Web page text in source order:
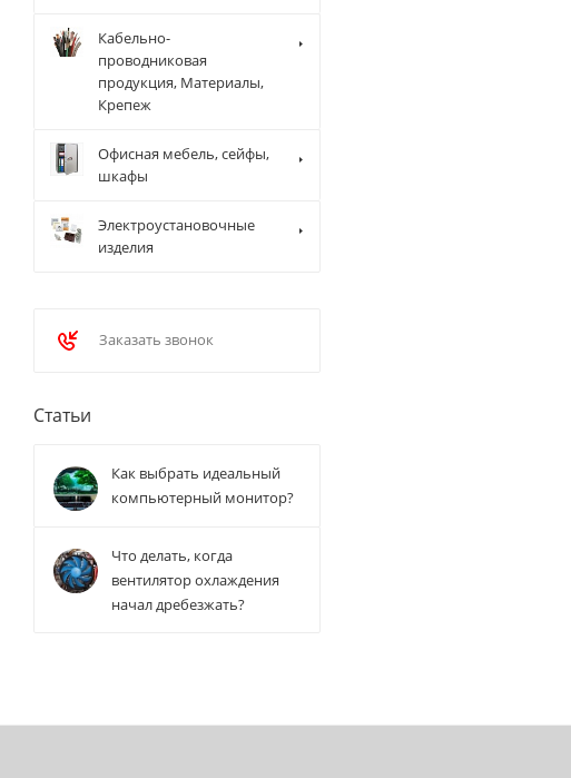
Кабельно-
проводниковая
продукция, Материалы,
Крепеж
Офисная мебель, сейфы,
шкафы
Электроустановочные
изделия
Заказать звонок
Статьи
Как выбрать идеальный
компьютерный монитор?
Что делать, когда
вентилятор охлаждения
начал дребезжать?